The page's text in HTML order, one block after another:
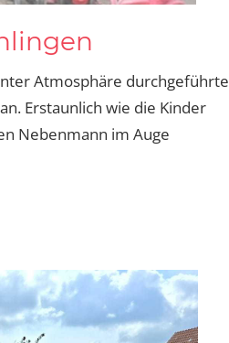
Atmosphäre durchgeführte
Erstaunlich wie die Kinder
Nebenmann im Auge